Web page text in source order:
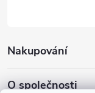
u
Nakupování
O společnosti